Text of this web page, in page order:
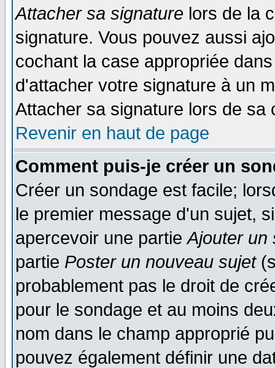
Attacher sa signature lors de la
signature. Vous pouvez aussi
cochant la case appropriée
d'attacher votre signature à un
Attacher sa signature lors de sa
Revenir en haut de page
Comment puis-je créer un
Créer un sondage est facile;
le premier message d'un sujet,
apercevoir une partieAjouter un
partie Poster un nouveau sujet
probablement pas le droit de
pour le sondage et au moins
nom dans le champ approprié
pouvez également définir une